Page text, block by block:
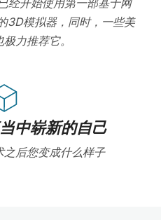
3D模拟器，同时，一些美
力推荐它。
中崭新的自己
后您变成什么样子